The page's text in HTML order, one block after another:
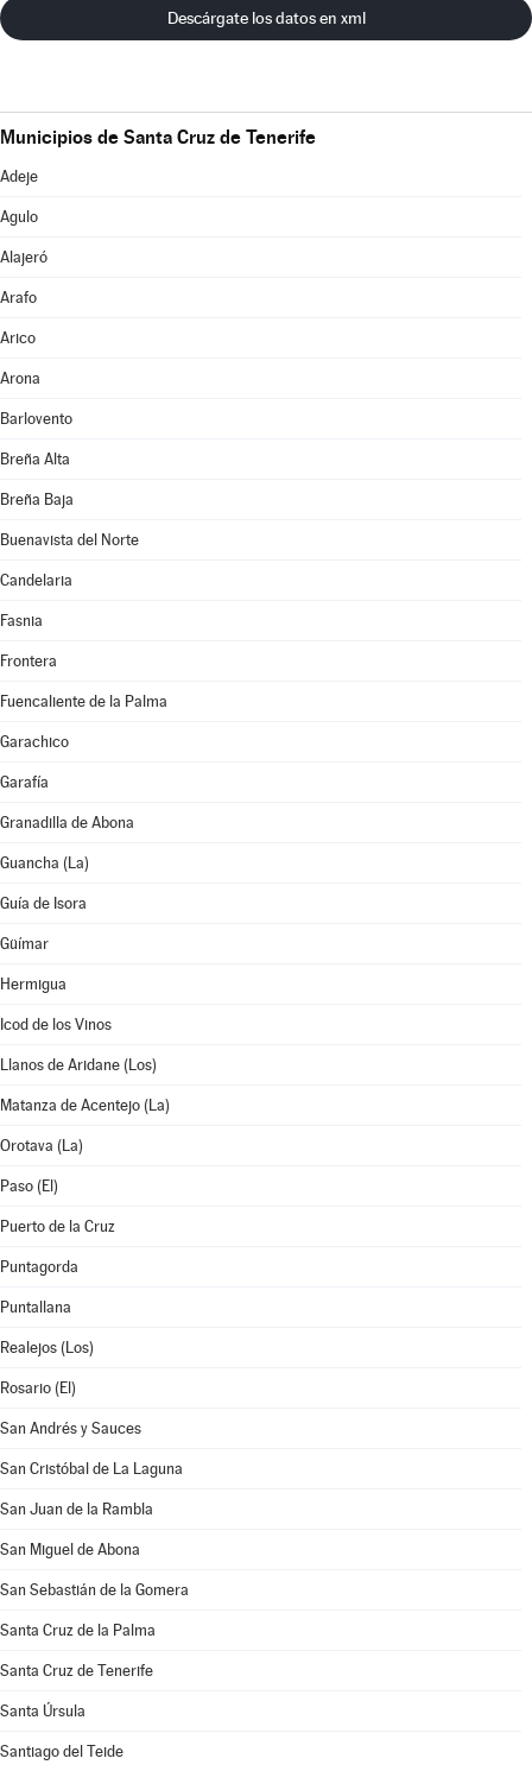
Descárgate los datos en xml
Municipios de Santa Cruz de Tenerife
Adeje
Agulo
Alajeró
Arafo
Arico
Arona
Barlovento
Breña Alta
Breña Baja
Buenavista del Norte
Candelaria
Fasnia
Frontera
Fuencaliente de la Palma
Garachico
Garafía
Granadilla de Abona
Guancha (La)
Guía de Isora
Güímar
Hermigua
Icod de los Vinos
Llanos de Aridane (Los)
Matanza de Acentejo (La)
Orotava (La)
Paso (El)
Puerto de la Cruz
Puntagorda
Puntallana
Realejos (Los)
Rosario (El)
San Andrés y Sauces
San Cristóbal de La Laguna
San Juan de la Rambla
San Miguel de Abona
San Sebastián de la Gomera
Santa Cruz de la Palma
Santa Cruz de Tenerife
Santa Úrsula
Santiago del Teide